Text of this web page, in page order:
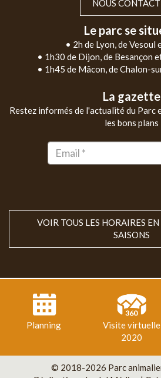
NOUS
Le parc se
• 2h de Lyon, de Vesoul
• 1h30 de Dijon, de Besançon
• 1h45 de Mâcon, de Chalon-
La gazette
Restez informés de l'actualité du Parc
les bons plans
VOIR TOUS LES HORAIRES
SAISONS
Planning
Visite virtuelle
2020
© 2018-2026 Parc